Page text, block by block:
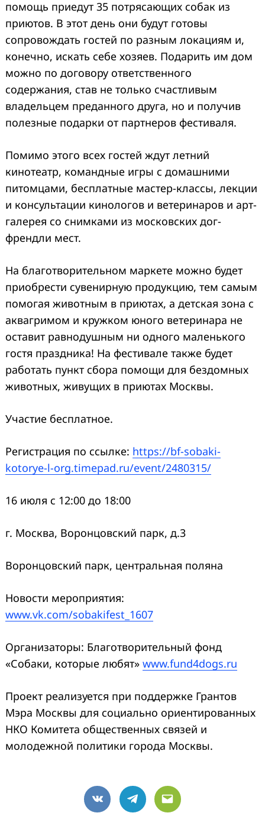
помощь приедут 35 потрясающих собак из
приютов. В этот день они будут готовы
сопровождать гостей по разным локациям и,
конечно, искать себе хозяев. Подарить им дом
можно по договору ответственного
содержания, став не только счастливым
владельцем преданного друга, но и получив
полезные подарки от партнеров фестиваля.
Помимо этого всех гостей ждут летний
кинотеатр, командные игры с домашними
питомцами, бесплатные мастер-классы, лекции
и консультации кинологов и ветеринаров и арт-
галерея со снимками из московских дог-
френдли мест.
На благотворительном маркете можно будет
приобрести сувенирную продукцию, тем самым
помогая животным в приютах, а детская зона с
аквагримом и кружком юного ветеринара не
оставит равнодушным ни одного маленького
гостя праздника! На фестивале также будет
работать пункт сбора помощи для бездомных
животных, живущих в приютах Москвы.
Участие бесплатное.
Регистрация по ссылке: https://bf-sobaki-
kotorye-l-org.timepad.ru/event/2480315/
16 июля с 12:00 до 18:00
г. Москва, Воронцовский парк, д.3
Воронцовский парк, центральная поляна
Новости мероприятия:
www.vk.com/sobakifest_1607
Организаторы: Благотворительный фонд
«Собаки, которые любят» www.fund4dogs.ru
Проект реализуется при поддержке Грантов
Мэра Москвы для социально ориентированных
НКО Комитета общественных связей и
молодежной политики города Москвы.
VK Telegram
Email